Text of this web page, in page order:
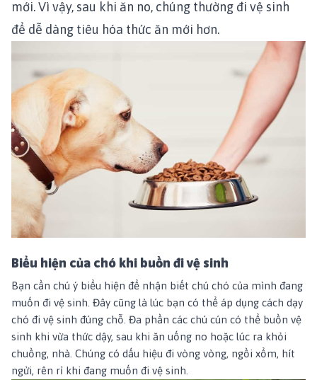
mới. Vì vậy, sau khi ăn no, chúng thường đi vệ sinh
để dễ dàng tiêu hóa thức ăn mới hơn.
Biểu hiện của chó khi buồn đi vệ sinh
Bạn cần chú ý biểu hiện để nhận biết chú chó của mình đang
muốn đi vệ sinh. Đây cũng là lúc bạn có thể áp dụng cách dạy
chó đi vệ sinh đúng chỗ. Đa phần các chú cún có thể buồn vệ
sinh khi vừa thức dậy, sau khi ăn uống no hoặc lúc ra khỏi
chuồng, nhà. Chúng có dấu hiệu đi vòng vòng, ngồi xổm, hít
ngửi, rên rỉ khi đang muốn đi vệ sinh.